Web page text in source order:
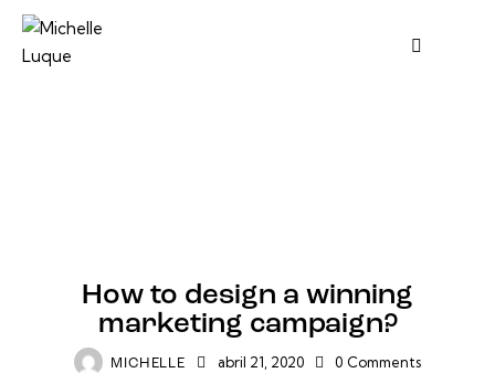
How to design a winning
marketing campaign?
MICHELLE abril 21, 2020 0 Comments